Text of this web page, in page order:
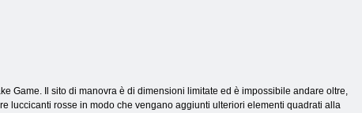
Game. Il sito di manovra è di dimensioni limitate ed è impossibile andare oltre,
luccicanti rosse in modo che vengano aggiunti ulteriori elementi quadrati alla